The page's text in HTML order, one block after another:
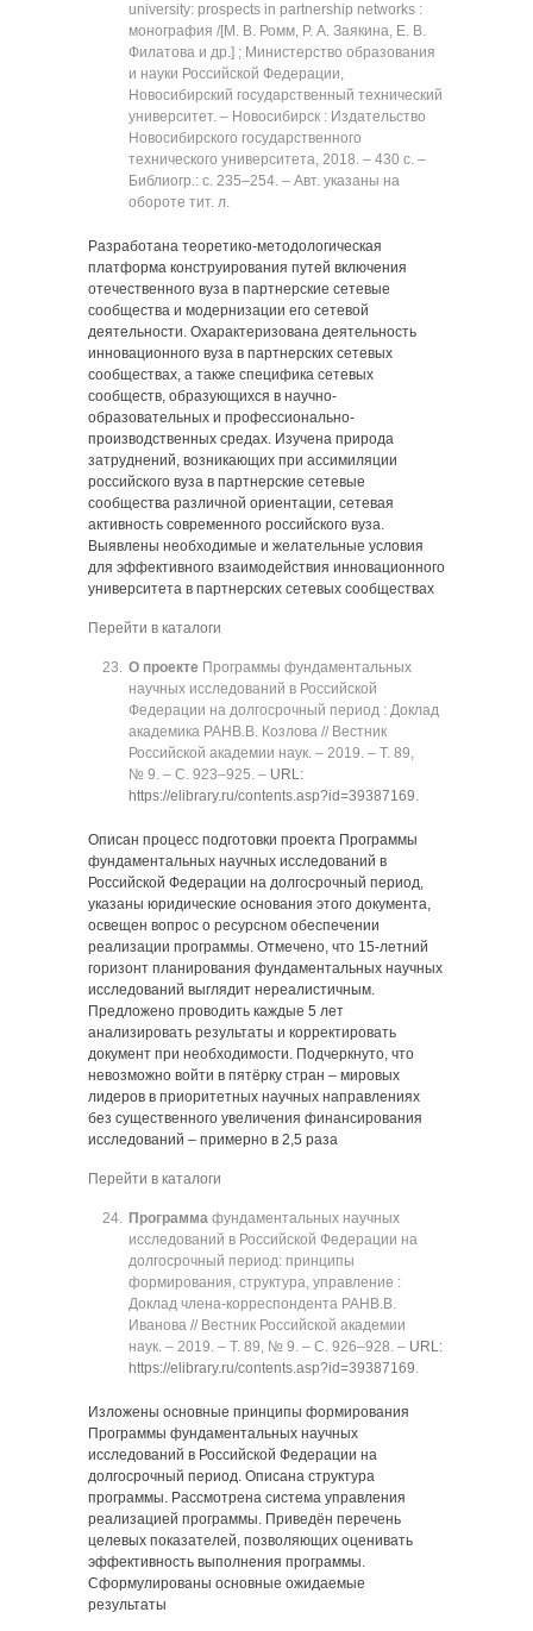
university: prospects in partnership networks :
монография /[М. В. Ромм, Р. А. Заякина, Е. В.
Филатова и др.] ; Министерство образования
и науки Российской Федерации,
Новосибирский государственный технический
университет. ‒ Новосибирск : Издательство
Новосибирского государственного
технического университета, 2018. ‒ 430 с. ‒
Библиогр.: с. 235‒254. ‒ Авт. указаны на
обороте тит. л.
Разработана теоретико-методологическая
платформа конструирования путей включения
отечественного вуза в партнерские сетевые
сообщества и модернизации его сетевой
деятельности. Охарактеризована деятельность
инновационного вуза в партнерских сетевых
сообществах, а также специфика сетевых
сообществ, образующихся в научно-
образовательных и профессионально-
производственных средах. Изучена природа
затруднений, возникающих при ассимиляции
российского вуза в партнерские сетевые
сообщества различной ориентации, сетевая
активность современного российского вуза.
Выявлены необходимые и желательные условия
для эффективного взаимодействия инновационного
университета в партнерских сетевых сообществах
Перейти в каталоги
О проекте Программы фундаментальных
научных исследований в Российской
Федерации на долгосрочный период : Доклад
академика РАНВ.В. Козлова // Вестник
Российской академии наук. ‒ 2019. ‒ Т. 89,
№ 9. ‒ C. 923‒925. ‒ URL:
https://elibrary.ru/contents.asp?id=39387169.
Описан процесс подготовки проекта Программы
фундаментальных научных исследований в
Российской Федерации на долгосрочный период,
указаны юридические основания этого документа,
освещен вопрос о ресурсном обеспечении
реализации программы. Отмечено, что 15-летний
горизонт планирования фундаментальных научных
исследований выглядит нереалистичным.
Предложено проводить каждые 5 лет
анализировать результаты и корректировать
документ при необходимости. Подчеркнуто, что
невозможно войти в пятёрку стран ‒ мировых
лидеров в приоритетных научных направлениях
без существенного увеличения финансирования
исследований ‒ примерно в 2,5 раза
Перейти в каталоги
Программа фундаментальных научных
исследований в Российской Федерации на
долгосрочный период: принципы
формирования, структура, управление :
Доклад члена-корреспондента РАНВ.В.
Иванова // Вестник Российской академии
наук. ‒ 2019. ‒ Т. 89, № 9. ‒ C. 926‒928. ‒ URL:
https://elibrary.ru/contents.asp?id=39387169.
Изложены основные принципы формирования
Программы фундаментальных научных
исследований в Российской Федерации на
долгосрочный период. Описана структура
программы. Рассмотрена система управления
реализацией программы. Приведён перечень
целевых показателей, позволяющих оценивать
эффективность выполнения программы.
Сформулированы основные ожидаемые
результаты